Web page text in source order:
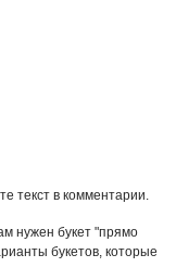
текст в комментарии.
нужен букет "прямо
букетов, которые